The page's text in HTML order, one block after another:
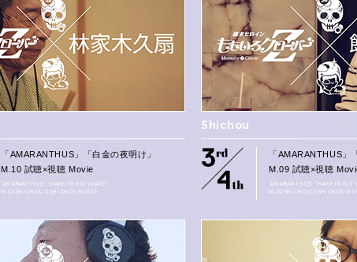
「AMARANTHUS」「白金の夜明け」
M.10 試聴×視聴 Movie
“AMARANTHUS” “HAKKIN NO YOAKE”
M.10 SHICHOU X SHICHOU MOVIE
Shichou
「AMARANTHUS」
M.09 試聴×視聴
“AMARANTHUS” “HAKKIN NO
M.09 SHICHOU X SHICHOU